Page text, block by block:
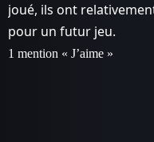
joué, ils ont
pour un futur jeu.
1 mention « J’aime »